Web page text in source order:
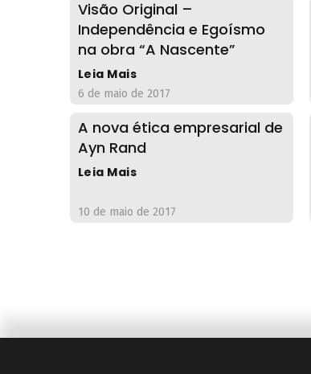
Visão Original –
Independência e Egoísmo
na obra “A Nascente”
Leia Mais
6 de maio de 2017
A nova ética empresarial de
Ayn Rand
Leia Mais
10 de maio de 2017